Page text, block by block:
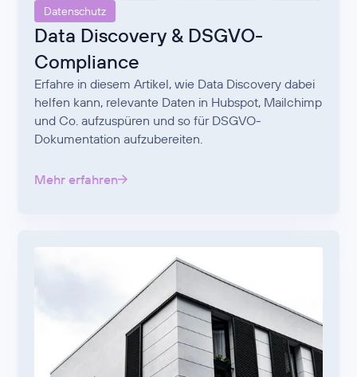
Datenschutz
Data Discovery & DSGVO-
Compliance
Erfahre in diesem Artikel, wie Data Discovery dabei
helfen kann, relevante Daten in Hubspot, Mailchimp
und Co. aufzuspüren und so für DSGVO-
Dokumentation aufzubereiten.
Mehr erfahren